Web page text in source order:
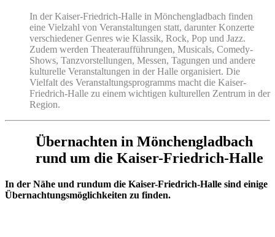
In der Kaiser-Friedrich-Halle in Mönchengladbach finden
eine Vielzahl von Veranstaltungen statt, darunter Konzerte
verschiedener Genres wie Klassik, Rock, Pop und Jazz.
Zudem werden Theateraufführungen, Musicals, Comedy-
Shows, Tanzvorstellungen, Messen, Tagungen und andere
kulturelle Veranstaltungen in der Halle organisiert. Die
Vielfalt des Veranstaltungsprogramms macht die Kaiser-
Friedrich-Halle zu einem wichtigen kulturellen Zentrum in der
Region.
Übernachten in Mönchengladbach
rund um die Kaiser-Friedrich-Halle
In der Nähe und rundum die Kaiser-Friedrich-Halle sind einige
Übernachtungsmöglichkeiten zu finden.